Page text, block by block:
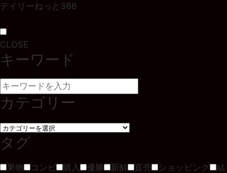
デイリーねっと366
CLOSE
キーワード
カテゴリー
タグ
果物 コンビ 購入 優勝 新鮮 直売 ショッピング
結